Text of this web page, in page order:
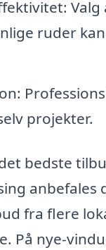
Valg
ruder
projekter.
bedste
anbefales
fra flere
På nye-